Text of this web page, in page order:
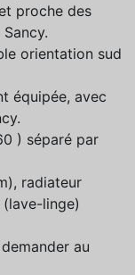
proche des
orientation sud
équipée, avec
) séparé par
radiateur
linge)
au